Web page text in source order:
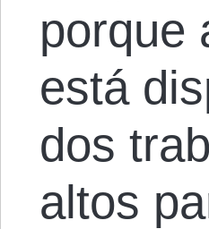
porque
está
dos
altos